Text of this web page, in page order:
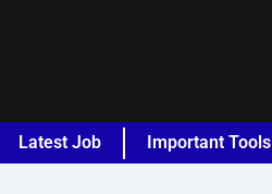
Latest Job Important Tools